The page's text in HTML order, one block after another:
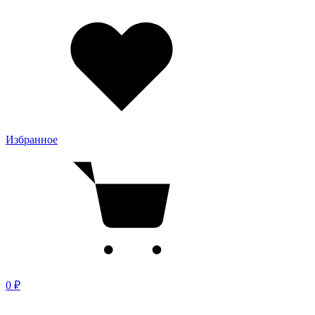
Избранное
0 ₽